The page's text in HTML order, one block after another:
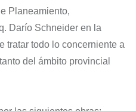
Planeamiento,
Darío Schneider en la
tratar todo lo concerniente a
del ámbito provincial